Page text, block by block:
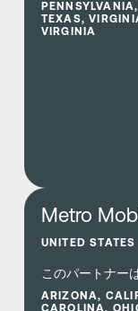
TEXAS,
VIRGINIA
Metro
UNITED STATES
このパートナー
ARIZONA,
さらに詳しく